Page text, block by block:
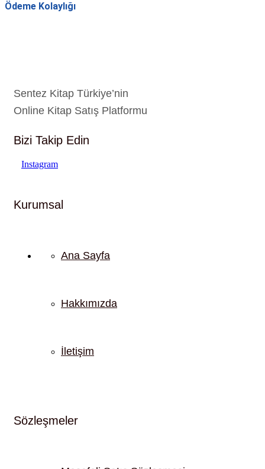
Ödeme Kolaylığı
Sentez Kitap Türkiye’nin
Online Kitap Satış Platformu
Bizi Takip Edin
Instagram
Kurumsal
Ana Sayfa
Hakkımızda
İletişim
Sözleşmeler